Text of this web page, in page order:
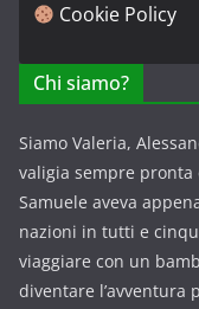
Cookie Policy
Chi siamo?
Siamo Valeria,
valigia sempre
Samuele aveva
nazioni in tutti e
viaggiare con un
diventare l’avventura